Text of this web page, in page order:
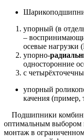
упорный (в
–
осевые
упорно-
односторонние
с
упорный
качения
Подшипники
оптимальным выбором
монтаж в